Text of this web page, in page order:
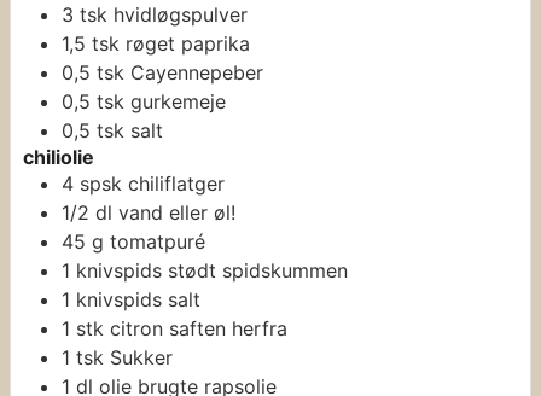
3 tsk hvidløgspulver
1,5 tsk røget paprika
0,5 tsk Cayennepeber
0,5 tsk gurkemeje
0,5 tsk salt
chiliolie
4 spsk chiliflatger
1/2 dl vand eller øl!
45 g tomatpuré
1 knivspids stødt spidskummen
1 knivspids salt
1 stk citron saften herfra
1 tsk Sukker
1 dl olie brugte rapsolie